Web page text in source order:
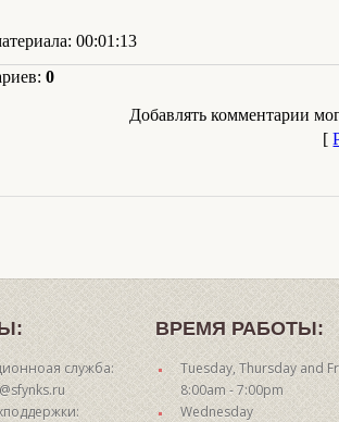
: 00:01:13
: 0
Добавлять комментарии
[
служба:
ВРЕМЯ РАБОТЫ:
Tuesday, Thursday and
8:00am - 7:00pm
Wednesday